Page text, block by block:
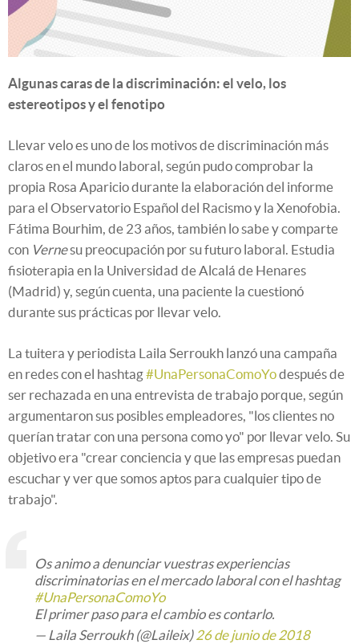
Algunas caras de la discriminación: el velo, los
estereotipos y el fenotipo
Llevar velo es uno de los motivos de discriminación más
claros en el mundo laboral, según pudo comprobar la
propia Rosa Aparicio durante la elaboración del informe
para el Observatorio Español del Racismo y la Xenofobia.
Fátima Bourhim, de 23 años, también lo sabe y comparte
con Vernesu preocupación por su futuro laboral. Estudia
fisioterapia en la Universidad de Alcalá de Henares
(Madrid) y, según cuenta, una paciente la cuestionó
durante sus prácticas por llevar velo.
La tuitera y periodista Laila Serroukh lanzó una campaña
en redes con el hashtag#UnaPersonaComoYodespués de
ser rechazada en una entrevista de trabajo porque, según
argumentaron sus posibles empleadores, "los clientes no
querían tratar con una persona como yo" por llevar velo. Su
objetivo era "crear conciencia y que las empresas puedan
escuchar y ver que somos aptos para cualquier tipo de
trabajo".
Os animo a denunciar vuestras experiencias
discriminatorias en el mercado laboral con el hashtag
#UnaPersonaComoYo
El primer paso para el cambio es contarlo.
— Laila Serroukh (@Laileix)26 de junio de 2018